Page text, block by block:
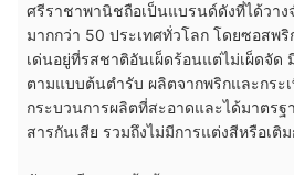
ศรีราชาพานิชถือเป็นแบรนด์ดังที่ได้วา
มากกว่า 50 ประเทศทั่วโลก โดยซอสพ
เด่นอยู่ที่รสชาติอันเผ็ดร้อนแต่ไม่เผ็ดจั
ตามแบบต้นตำรับ ผลิตจากพริกและกร
กระบวนการผลิตที่สะอาดและได้มาตรฐ
สารกันเสีย รวมถึงไม่มีการแต่งสีหรือเติ